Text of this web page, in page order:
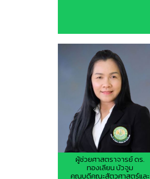
ผู้ช่วยศาสตราจารย์ ดร.
ทองเลียน บัวจูม
คณบดีคณะสัตวศาสตร์และ